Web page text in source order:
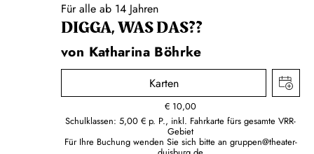
Für alle ab 14 Jahren
DIGGA, WAS DAS??
von Katharina Böhrke
Karten
€ 10,00
Schulklassen: 5,00 € p. P., inkl. Fahrkarte fürs gesamte VRR-
Gebiet
Für Ihre Buchung wenden Sie sich bitte an gruppen@theater-